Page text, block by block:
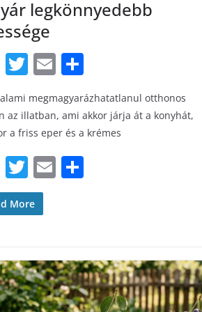
legkönnyedebb
F
a
c
e
b
o
o
k
T
itt
er
E
ai
l
h
ar
e
megmagyarázhatatlanul otthonos
az illatban, ami akkor járja át a konyhát,
a friss eper és a krémes
F
a
c
b
o
o
T
w
itt
E
More